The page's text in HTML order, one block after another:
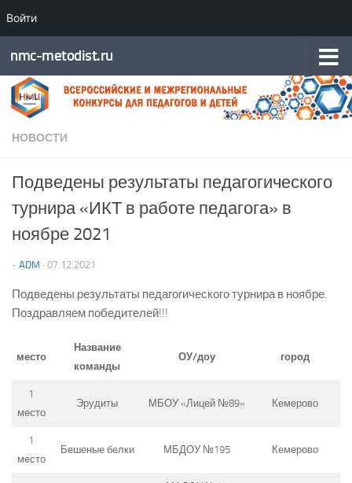
ВойтиПерейти к содержимому
nmc-metodist.ru
НОВОСТИ
Подведены результаты педагогического
турнира «ИКТ в работе педагога» в
ноябре 2021
- ADM · 07.12.2021
Подведены результаты педагогического турнира в ноябре.
Поздравляем победителей!!!
место
Название
команды
ОУ/доу город
1
место
Эрудиты МБОУ «Лицей №89» Кемерово
1
место
Бешеные белки МБДОУ №195 Кемерово